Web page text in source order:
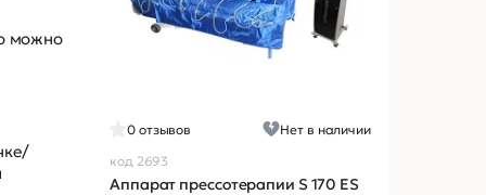
можно
0 отзывов
Нет в наличии
код 2693
Аппарат прессотерапии S 170 ES